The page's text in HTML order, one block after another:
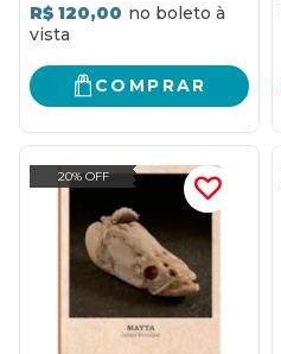
R$ 120,00
COMPRAR
20% OFF